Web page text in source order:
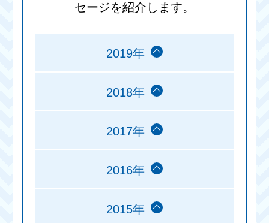
セージを紹介します。
2019年
2018年
2017年
2016年
2015年